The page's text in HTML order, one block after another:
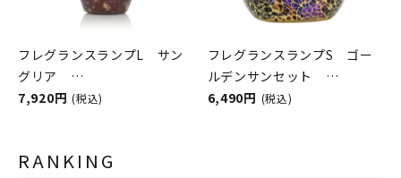
フレグランスランプL サン
グリア
ASHLEIGH&BURWOOD（ア
7,920円 (税込)
フレグランスランプS ゴー
ルデンサンセット
ASHLEIGH&BURWOOD（ア
6,490円 (税込)
RANKING